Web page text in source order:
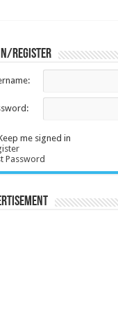
register
me signed in
Password